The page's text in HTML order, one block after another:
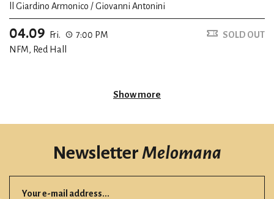
ll Giardino Armonico / Giovanni Antonini
04.09 Fri.
7:00 PM
NFM, Red Hall
SOLD OUT
Show more
NewsletterMelomana